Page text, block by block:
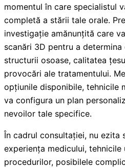
momentul în care specialistul
completă a stării tale orale.
investigație amănunțită care
scanări 3D pentru a
structurii osoase, calitatea
provocări ale tratamentului.
opțiunile disponibile, tehnicile
va configura un plan
nevoilor tale specifice.
În cadrul consultației, nu ezita
experiența medicului, tehnicile
procedurilor, posibilele